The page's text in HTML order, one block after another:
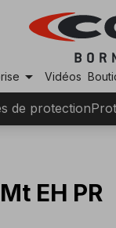
arrow_drop_down Vidéos
de protection
EH PR